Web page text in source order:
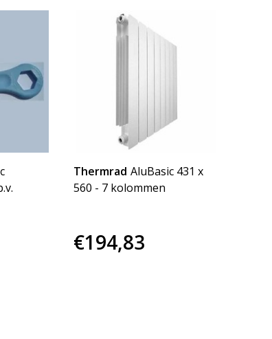
Thermrad AluBasic 431 x
560 - 7 kolommen
€194,83